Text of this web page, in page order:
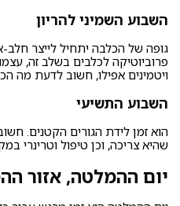
השבוע השמיני להריון
גופה של הכלבה יתחיל לייצר
פרוביוטיקה לכלבים בשלב זה,
ויטמינים אפילו, חשוב לדעת מה
השבוע התשיעי
הוא זמן לידת הגורים הקטנים.
שהיא צריכה, וכן טיפול וטרינרי
יום ההמלטה, אזור